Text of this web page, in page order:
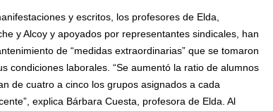
y escritos, los profesores de Elda,
y Alcoy y apoyados por representantes sindicales, han
de “medidas extraordinarias” que se tomaron
condiciones laborales. “Se aumentó la ratio de alumnos
de cuatro a cinco los grupos asignados a cada
explica Bárbara Cuesta, profesora de Elda. Al